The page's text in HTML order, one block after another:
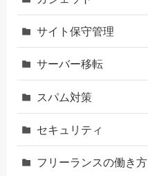
サイト保守管理
サーバー移転
スパム対策
セキュリティ
フリーランスの働き方